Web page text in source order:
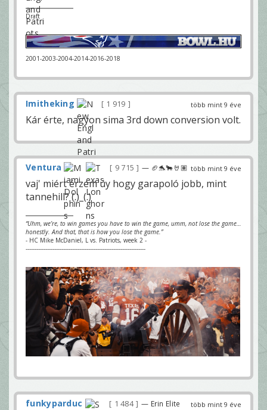
Draft
2001-2003-2004-2014-2016-2018
több mint 9 éve
Imitheking 1 919
Kár érte, nagyon sima 3rd down conversion volt.
több mint 9 éve
Ventura 9 715 — 🏈🐬🐂🤘🏽
vaj' miért érzem úy hogy garapoló jobb, mint
tannehill? (.)_(.)
“Uhm, we’re, to win games you have to win the game, umm, not lose the game…
honestly. And that, that is how you lose the game.”
- HC Mike McDaniel, L vs. Patriots, week 2 -
-------------------------------------------------------------------
több mint 9 éve
funkyparduc 1 484
— Erin Elite